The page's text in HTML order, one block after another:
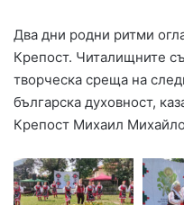
Два дни родни ритми
Крепост. Читалищните
творческа среща на
българска духовност,
Крепост Михаил